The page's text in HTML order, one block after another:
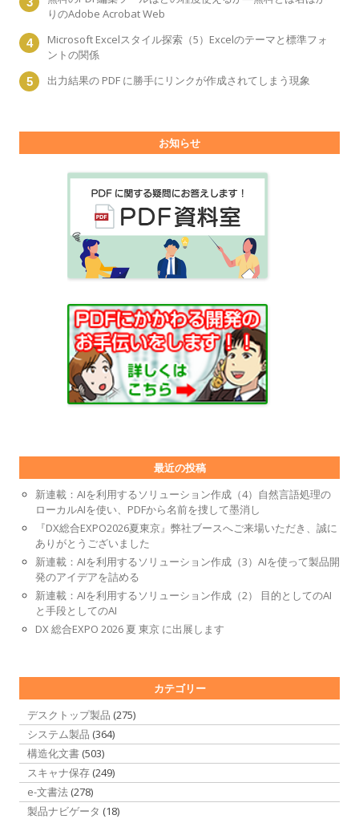
りのAdobe Acrobat Web
Microsoft Excelスタイル探索（5）Excelのテーマと標準フォ
ントの関係
出力結果の PDF に勝手にリンクが作成されてしまう現象
お知らせ
最近の投稿
新連載：AIを利用するソリューション作成（4）自然言語処理の
ローカルAIを使い、PDFから名前を捜して墨消し
『DX総合EXPO2026夏東京』弊社ブースへご来場いただき、誠に
ありがとうございました
新連載：AIを利用するソリューション作成（3）AIを使って製品開
発のアイデアを詰める
新連載：AIを利用するソリューション作成（2） 目的としてのAI
と手段としてのAI
DX 総合EXPO 2026 夏 東京 に出展します
カテゴリー
デスクトップ製品 (275)
システム製品 (364)
構造化文書 (503)
スキャナ保存 (249)
e-文書法 (278)
製品ナビゲータ (18)